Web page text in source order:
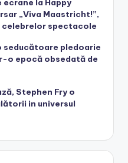
ecrane la Happy
„Viva Maastricht!”,
celebrelor spectacole
seducătoare pledoarie
o epocă obsedată de
Stephen Fry o
in universul